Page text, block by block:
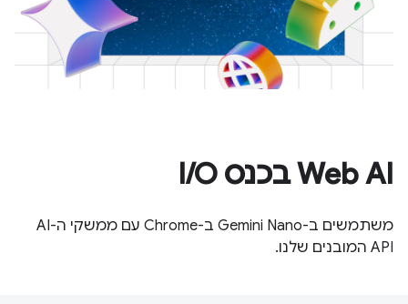
Web AI בכנס I/O
משתמשים ב-Gemini Nano ב-Chrome עם ממשקי ה-AI
API המובנים שלנו.